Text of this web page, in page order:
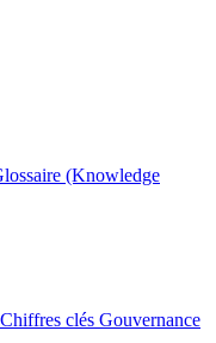
(Knowledge
Chiffres clés Gouvernance